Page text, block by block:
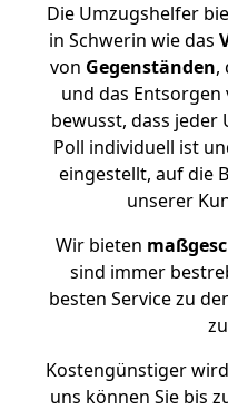
Die Umzugshelfer
in Schwerin wie das
von Gegenständen,
und das
bewusst, dass jeder
Poll individuell ist
eingestellt, auf die
unserer
Wir bieten
sind immer
besten Service zu
Kostengünstiger
uns können Sie bis